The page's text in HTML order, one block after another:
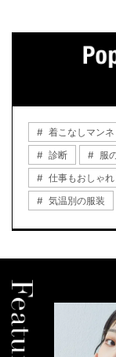
着こなしマンネ
診断
服
仕事もおしゃれ
気温別の服装